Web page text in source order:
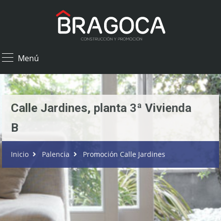
Menú
Calle Jardines, planta 3ª Vivienda
B
Inicio Palencia Promoción Calle Jardines